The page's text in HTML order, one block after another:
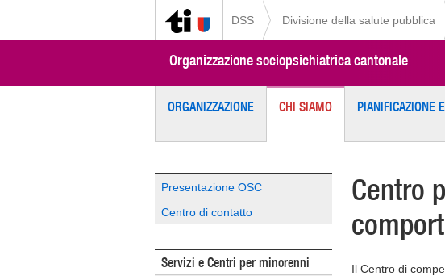
DSS Divisione della salute pubblica
Organizzazione sociopsichiatrica cantonale
ORGANIZZAZIONE CHI SIAMO PIANIFICAZIONE
Presentazione OSC
Centro di contatto
Servizi e Centri per minorenni
Centro
Il Centro di